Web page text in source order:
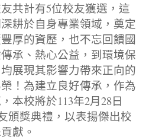
共計有5位校友獲選，這
耕於自身專業領域，奠定
厚的資歷，也不忘回饋國
承、熱心公益，到環境保
展現其影響力帶來正向的
！為建立良好傳承，作為
本校將於113年2月28日
頒獎典禮，以表揚傑出校
獻。